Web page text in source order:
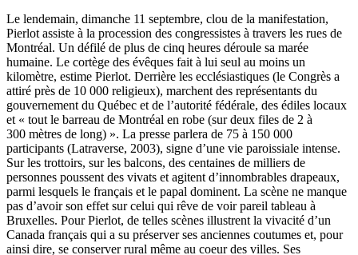
Le lendemain, dimanche 11 septembre, clou de la manifestation,
Pierlot assiste à la procession des congressistes à travers les rues de
Montréal. Un défilé de plus de cinq heures déroule sa marée
humaine. Le cortège des évêques fait à lui seul au moins un
kilomètre, estime Pierlot. Derrière les ecclésiastiques (le Congrès a
attiré près de 10 000 religieux), marchent des représentants du
gouvernement du Québec et de l’autorité fédérale, des édiles locaux
et « tout le barreau de Montréal en robe (sur deux files de 2 à
300 mètres de long) ». La presse parlera de 75 à 150 000
participants (Latraverse, 2003), signe d’une vie paroissiale intense.
Sur les trottoirs, sur les balcons, des centaines de milliers de
personnes poussent des vivats et agitent d’innombrables drapeaux,
parmi lesquels le français et le papal dominent. La scène ne manque
pas d’avoir son effet sur celui qui rêve de voir pareil tableau à
Bruxelles. Pour Pierlot, de telles scènes illustrent la vivacité d’un
Canada français qui a su préserver ses anciennes coutumes et, pour
ainsi dire, se conserver rural même au coeur des villes. Ses